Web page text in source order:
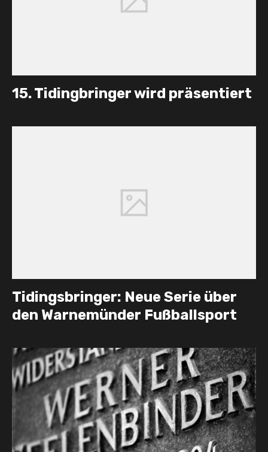
15. Tidingbringer wird präsentiert
Tidingsbringer: Neue Serie über
den Warnemünder Fußballsport